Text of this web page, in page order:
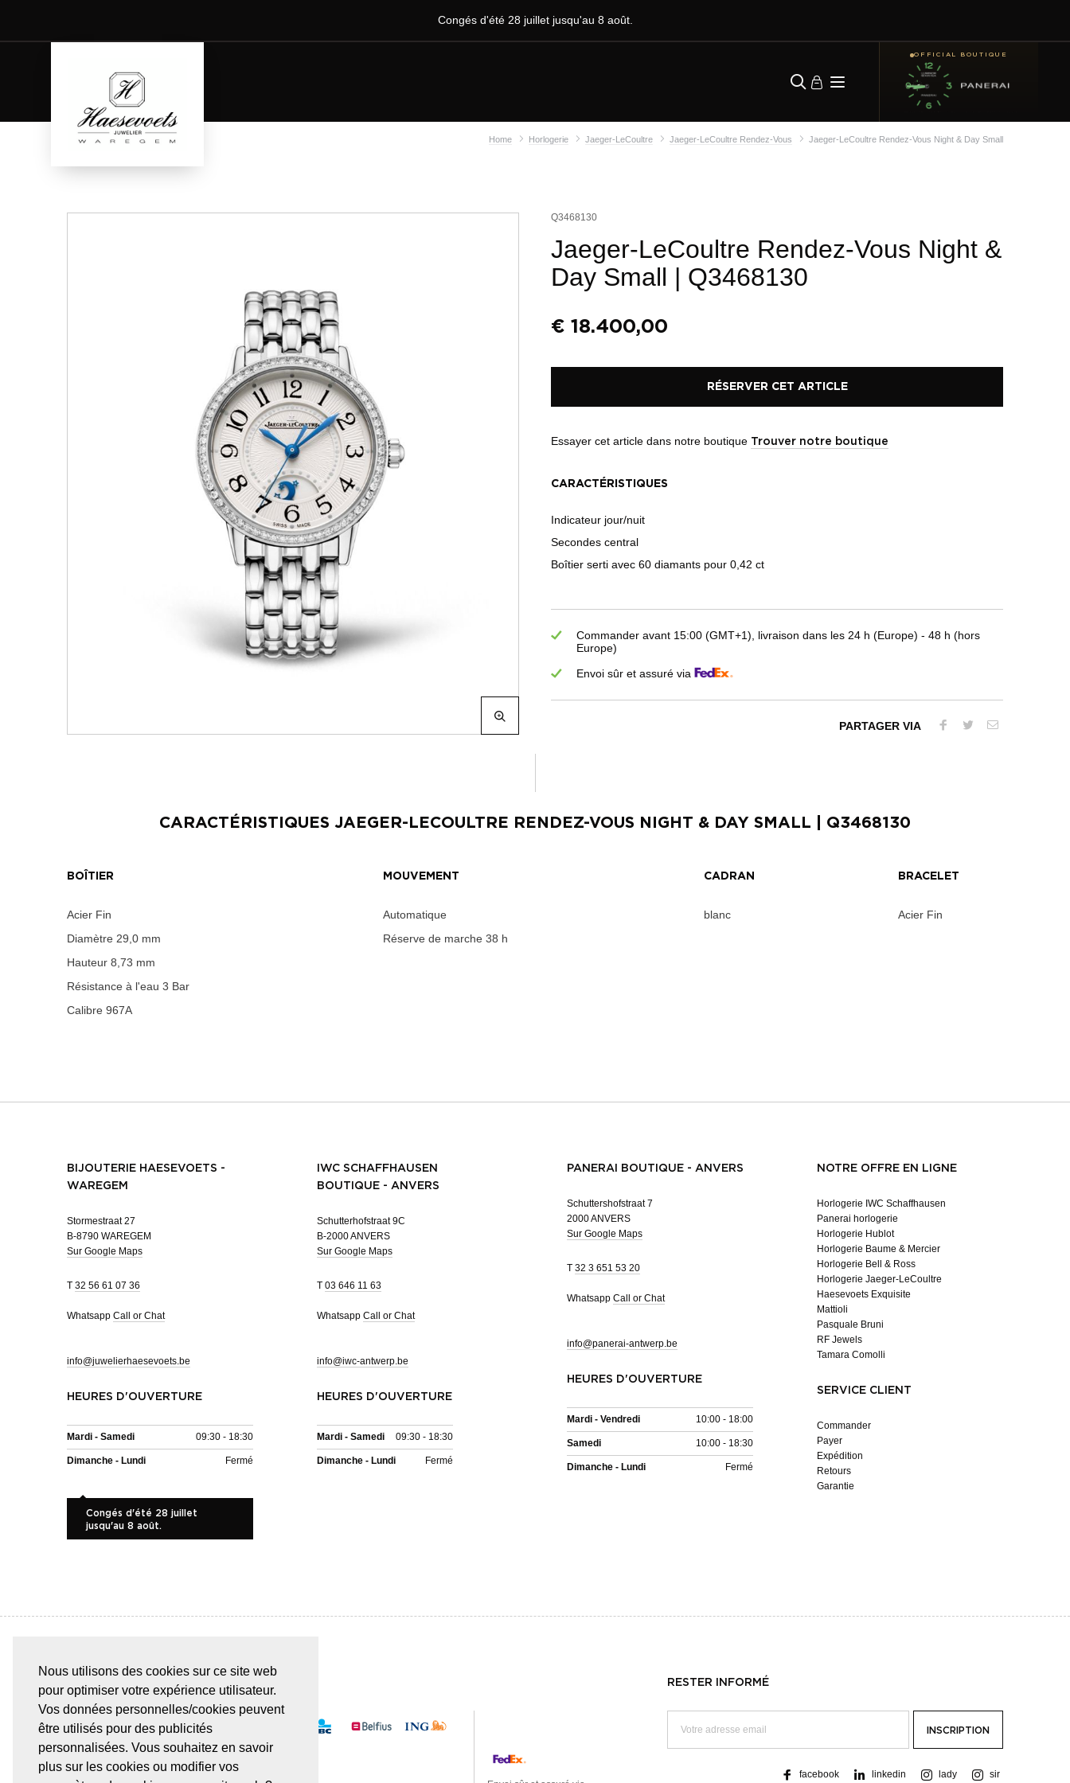
Nous utilisons des cookies sur ce site web
pour optimiser votre expérience utilisateur.
Vos données personnelles/cookies peuvent
être utilisés pour des publicités
personnalisées. Vous souhaitez en savoir
plus sur les cookies ou modifier vos
Congés d'été 28 juillet jusqu'au 8 août.
OFFICIAL BOUTIQUE
Home Horlogerie Jaeger-LeCoultre Jaeger-LeCoultre Rendez-Vous Jaeger-LeCoultre Rendez-Vous Night & Day Small
Q3468130
Jaeger-LeCoultre Rendez-Vous Night &
Day Small | Q3468130
€ 18.400,00
RÉSERVER CET ARTICLE
Essayer cet article dans notre boutique Trouver notre boutique
CARACTÉRISTIQUES
Indicateur jour/nuit
Secondes central
Boîtier serti avec 60 diamants pour 0,42 ct
Commander avant 15:00 (GMT+1), livraison dans les 24 h (Europe) - 48 h (hors
Europe)
Envoi sûr et assuré via
PARTAGER VIA
CARACTÉRISTIQUES JAEGER-LECOULTRE RENDEZ-VOUS NIGHT & DAY SMALL | Q3468130
BOÎTIER
Acier Fin
Diamètre 29,0 mm
Hauteur 8,73 mm
Résistance à l'eau 3 Bar
Calibre 967A
MOUVEMENT
Automatique
Réserve de marche 38 h
CADRAN
blanc
BRACELET
Acier Fin
BIJOUTERIE HAESEVOETS -
WAREGEM
Stormestraat 27
B-8790 WAREGEM
Sur Google Maps
T 32 56 61 07 36
Whatsapp Call or Chat
info@juwelierhaesevoets.be
HEURES D'OUVERTURE
Mardi - Samedi 09:30 - 18:30
Dimanche - Lundi Fermé
Congés d'été 28 juillet
jusqu'au 8 août.
IWC SCHAFFHAUSEN
BOUTIQUE - ANVERS
Schutterhofstraat 9C
B-2000 ANVERS
Sur Google Maps
T 03 646 11 63
Whatsapp Call or Chat
info@iwc-antwerp.be
HEURES D'OUVERTURE
Mardi - Samedi 09:30 - 18:30
Dimanche - Lundi Fermé
PANERAI BOUTIQUE - ANVERS
Schuttershofstraat 7
2000 ANVERS
Sur Google Maps
T 32 3 651 53 20
Whatsapp Call or Chat
info@panerai-antwerp.be
HEURES D'OUVERTURE
Mardi - Vendredi 10:00 - 18:00
Samedi 10:00 - 18:30
Dimanche - Lundi Fermé
NOTRE OFFRE EN LIGNE
Horlogerie IWC Schaffhausen
Panerai horlogerie
Horlogerie Hublot
Horlogerie Baume & Mercier
Horlogerie Bell & Ross
Horlogerie Jaeger-LeCoultre
Haesevoets Exquisite
Mattioli
Pasquale Bruni
RF Jewels
Tamara Comolli
SERVICE CLIENT
Commander
Payer
Expédition
Retours
Garantie
PAIEMENT SÛR & FACILE RESTER INFORMÉ
facebook linkedin lady sir